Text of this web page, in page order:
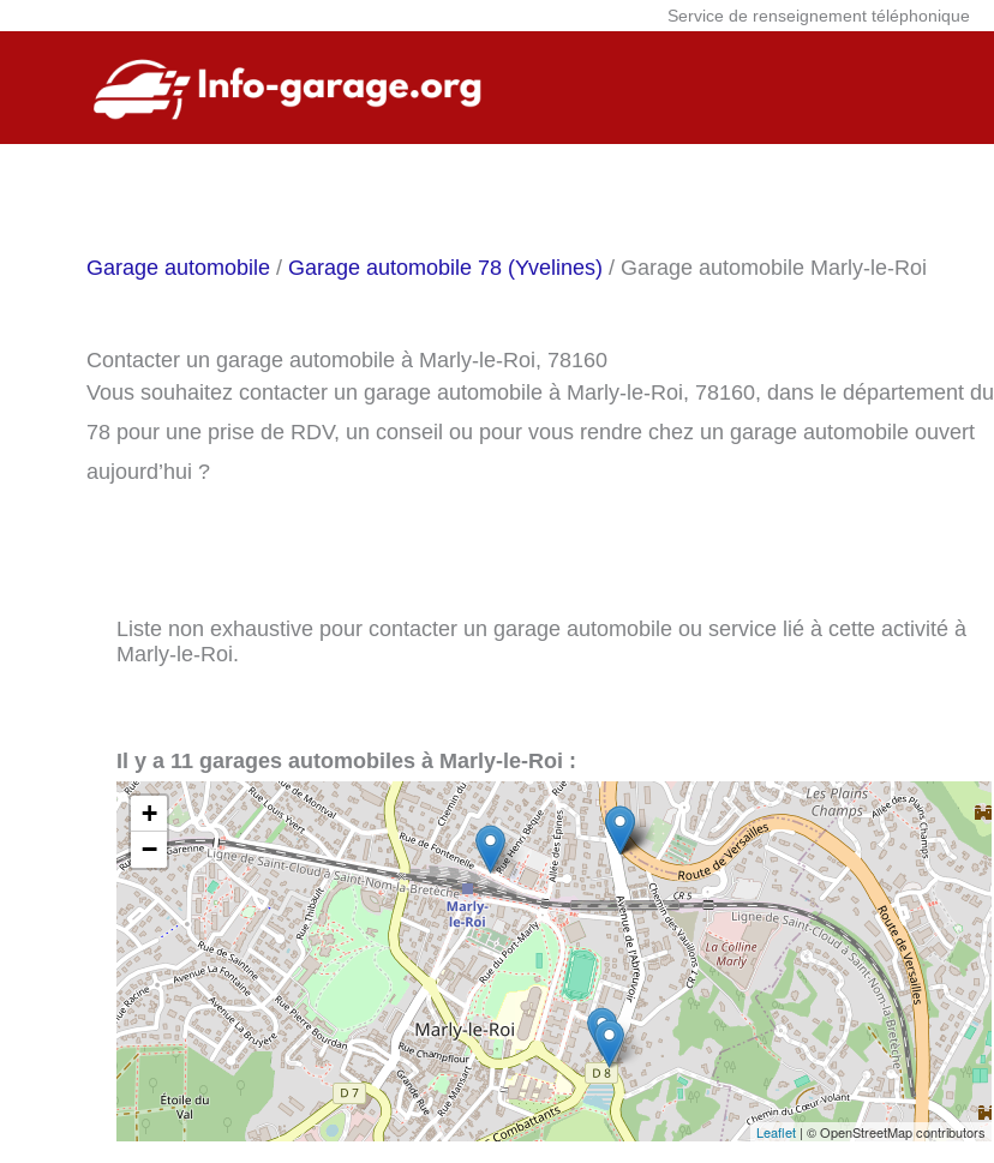
Service de renseignement téléphonique
Garage automobile / Garage automobile 78 (Yvelines) / Garage automobile Marly-le-Roi
Contacter un garage automobile à Marly-le-Roi, 78160
Vous souhaitez contacter un garage automobile à Marly-le-Roi, 78160, dans le département du
78 pour une prise de RDV, un conseil ou pour vous rendre chez un garage automobile ouvert
aujourd’hui ?
Liste non exhaustive pour contacter un garage automobile ou service lié à cette activité à
Marly-le-Roi.
Il y a 11 garages automobiles à Marly-le-Roi :
+
−
Leaflet | © OpenStreetMap contributors